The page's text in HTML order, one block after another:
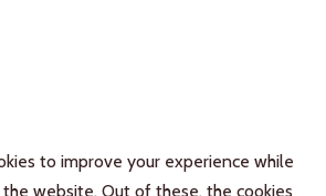
to improve your experience while
website. Out of these, the cookies